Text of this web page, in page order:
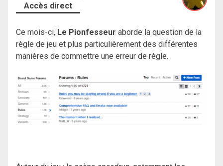
Accès direct
Ce mois-ci, Le Pionfesseur aborde la question de la
règle de jeu et plus particulièrement des différentes
manières de commettre une erreur de règle.